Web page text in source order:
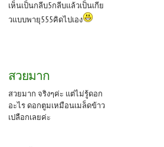
เห็นเป็นกลีบ5กลีบแล้วเป็นเกีย
วแบบพายุ555คิดไปเอง
สวยมาก
สวยมาก จริงๆค่ะ แต่ไม่รู้ดอก
อะไร ดอกตูมเหมือนเมล็ดข้าว
เปลือกเลยค่ะ